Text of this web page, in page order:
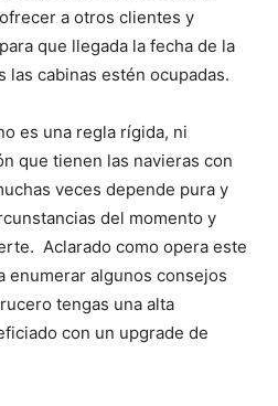
a otros clientes y
que llegada la fecha de la
las cabinas estén ocupadas.
es una regla rígida, ni
que tienen las navieras con
veces depende pura y
del momento y
Aclarado como opera este
enumerar algunos consejos
tengas una alta
con un upgrade de